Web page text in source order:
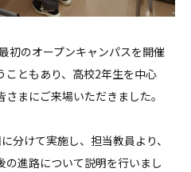
初のオープンキャンパスを開催
こともあり、高校2年生を中心
まにご来場いただきました。
分けて実施し、担当教員より、
進路について説明を行いまし